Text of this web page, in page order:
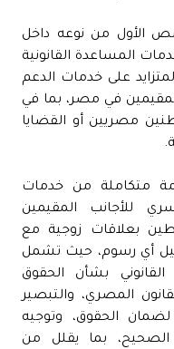
الأول من نوعه داخل
المساعدة القانونية
على خدمات الدعم
المقيمين في مصر، بما في
مصريين أو القضايا
متكاملة من خدمات
للأجانب المقيمين
بعلاقات زوجية مع
أي رسوم، حيث تشمل
بشأن الحقوق
المصري، والتبصير
لضمان الحقوق، وتوجيه
الصحيح، بما يقلل من